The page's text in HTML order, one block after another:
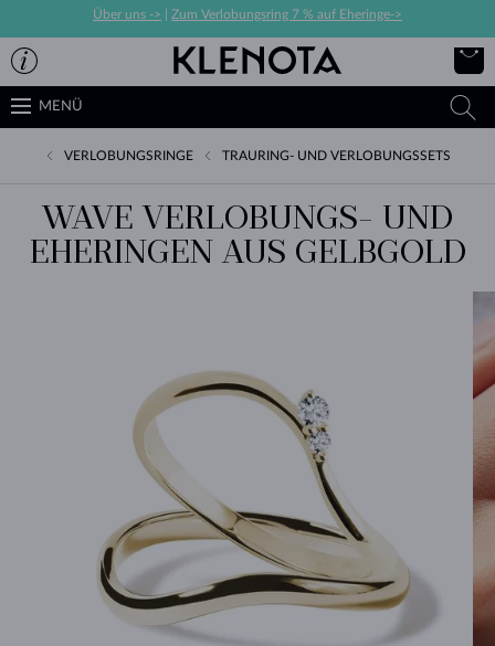
Über uns -> Zum Verlobungsring 7 % auf Eheringe->
MENÜ
VERLOBUNGSRINGE TRAURING- UND VERLOBUNGSSETS
WAVE VERLOBUNGS- UND
EHERINGEN AUS GELBGOLD